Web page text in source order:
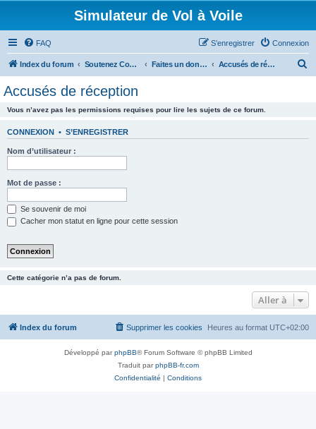
Simulateur de Vol à Voile
FAQ Connexion
S’enregistrer
Index du forum Soutenez CondorSim.fr Faites un don pour nous aider à financer le forum et les serveurs ! Accusés de réception
Accusés de réception
Vous n’avez pas les permissions requises pour lire les sujets de ce forum.
CONNEXION • S’ENREGISTRER
Nom d’utilisateur :
Mot de passe :
Se souvenir de moi
Cacher mon statut en ligne pour cette session
Cette catégorie n’a pas de forum.
Aller à
Index du forum Heures au format UTC+02:00
Supprimer les cookies
Développé parphpBB® Forum Software © phpBB Limited
Traduit parphpBB-fr.com
Confidentialité | Conditions